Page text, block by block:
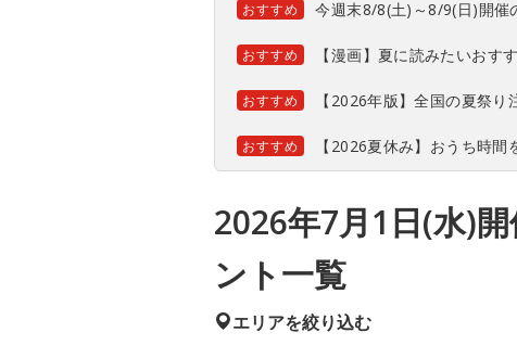
おすすめ 今週末8/8(土)～8/9(日)開催
おすすめ 【漫画】夏に読みたいおす
おすすめ 【2026年版】全国の夏祭
おすすめ 【2026夏休み】おうち時
2026年7月1日(水)
ント一覧
エリアを絞り込む